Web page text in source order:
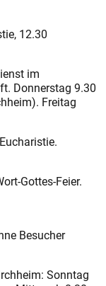
12.30
im
Donnerstag 9.30
Freitag
Gottes-Feier.
Besucher
Sonntag